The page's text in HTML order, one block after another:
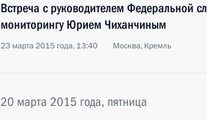
Встреча с руководителем Федеральной
мониторингу Юрием Чиханчиным
23 марта 2015 года, 13:40 Москва, Кремль
20 марта 2015 года, пятница